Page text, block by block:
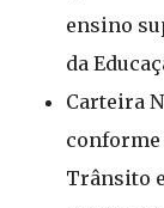
ensino
da
Carteira
conforme
Trânsito